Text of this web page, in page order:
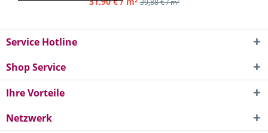
39,88 € / m²
Service Hotline
Shop Service
Ihre Vorteile
Netzwerk